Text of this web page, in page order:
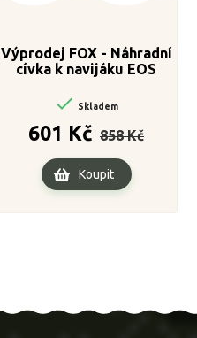
Výprodej FOX - Náhradní
cívka k navijáku EOS
 Skladem
601 Kč
cena
858 Kč
Koupit